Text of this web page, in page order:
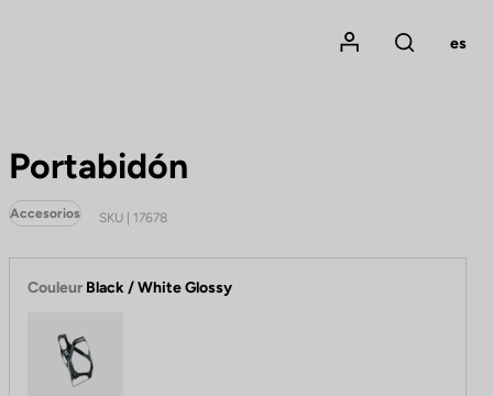
Mon compte
Rechercher
es
Portabidón
Accesorios SKU | 17678
Couleur Black / White Glossy